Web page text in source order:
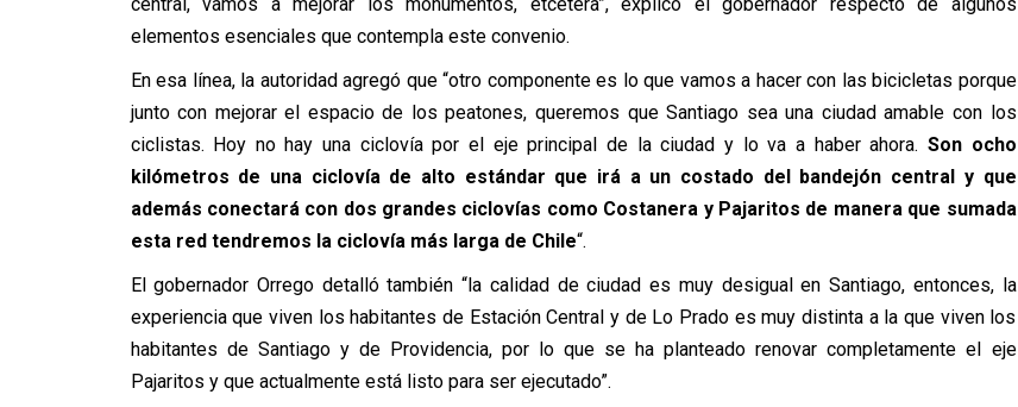
elementos esenciales que contempla este convenio.
En esa línea, la autoridad agregó que “otro componente es lo que vamos a hacer con las bicicletas porque
junto con mejorar el espacio de los peatones, queremos que Santiago sea una ciudad amable con los
ciclistas. Hoy no hay una ciclovía por el eje principal de la ciudad y lo va a haber ahora. Son ocho
kilómetros de una ciclovía de alto estándar que irá a un costado del bandejón central y que
además conectará con dos grandes ciclovías como Costanera y Pajaritos de manera que sumada
esta red tendremos la ciclovía más larga de Chile“.
El gobernador Orrego detalló también “la calidad de ciudad es muy desigual en Santiago, entonces, la
experiencia que viven los habitantes de Estación Central y de Lo Prado es muy distinta a la que viven los
habitantes de Santiago y de Providencia, por lo que se ha planteado renovar completamente el eje
Pajaritos y que actualmente está listo para ser ejecutado”.